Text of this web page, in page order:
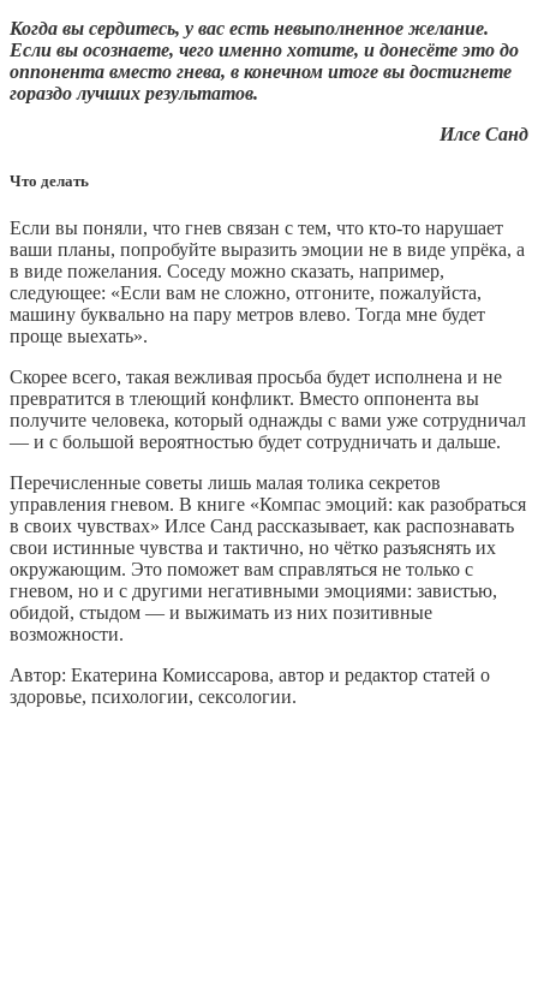
Когда вы сердитесь, у вас есть невыполненное желание.
Если вы осознаете, чего именно хотите, и донесёте это до
оппонента вместо гнева, в конечном итоге вы достигнете
гораздо лучших результатов.
Илсе Санд
Что делать
Если вы поняли, что гнев связан с тем, что кто-то нарушает
ваши планы, попробуйте выразить эмоции не в виде упрёка, а
в виде пожелания. Соседу можно сказать, например,
следующее: «Если вам не сложно, отгоните, пожалуйста,
машину буквально на пару метров влево. Тогда мне будет
проще выехать».
Скорее всего, такая вежливая просьба будет исполнена и не
превратится в тлеющий конфликт. Вместо оппонента вы
получите человека, который однажды с вами уже сотрудничал
— и с большой вероятностью будет сотрудничать и дальше.
Перечисленные советы лишь малая толика секретов
управления гневом. В книге «Компас эмоций: как разобраться
в своих чувствах» Илсе Санд рассказывает, как распознавать
свои истинные чувства и тактично, но чётко разъяснять их
окружающим. Это поможет вам справляться не только с
гневом, но и с другими негативными эмоциями: завистью,
обидой, стыдом — и выжимать из них позитивные
возможности.
Автор: Екатерина Комиссарова, автор и редактор статей о
здоровье, психологии, сексологии.